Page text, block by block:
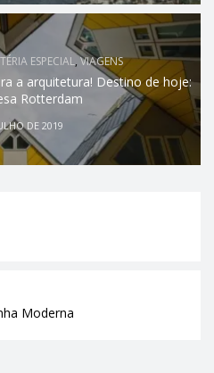
ESPECIAL,VIAGENS
a arquitetura! Destino de hoje:
Rotterdam
DE 2019
Moderna